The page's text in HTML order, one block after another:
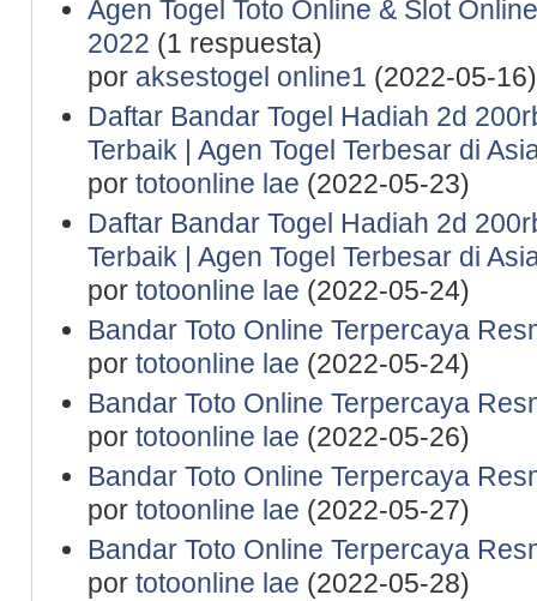
Agen Togel Toto Online & Slot
2022 (1 respuesta)
por aksestogel online1 (2022-05-16)
Daftar Bandar Togel Hadiah 2d
Terbaik | Agen Togel Terbesar di
por totoonline lae (2022-05-23)
Daftar Bandar Togel Hadiah 2d
Terbaik | Agen Togel Terbesar di
por totoonline lae (2022-05-24)
Bandar Toto Online Terpercaya
por totoonline lae (2022-05-24)
Bandar Toto Online Terpercaya
por totoonline lae (2022-05-26)
Bandar Toto Online Terpercaya
por totoonline lae (2022-05-27)
Bandar Toto Online Terpercaya
por totoonline lae (2022-05-28)